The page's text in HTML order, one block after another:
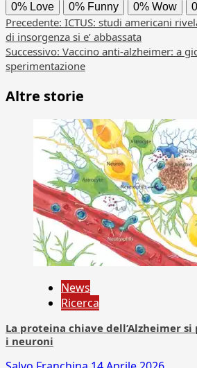
0% Love 0% Funny 0% Wow
Navigazione
articolo
Precedente: ICTUS: studi americani
di insorgenza si e’ abbassata
Successivo: Vaccino anti-alzheimer: a
sperimentazione
Altre storie
News
Ricerca
La proteina chiave dell’Alzheimer
i neuroni